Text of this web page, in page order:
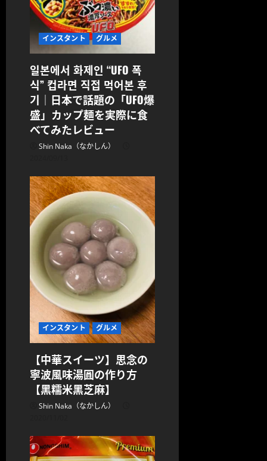
インスタント グルメ
일본에서 화제인 “UFO 폭
식” 컵라면 직접 먹어본 후
기｜日本で話題の「UFO爆
盛」カップ麺を実際に食
べてみたレビュー
Shin Naka（なかしん）
インスタント グルメ
【中華スイーツ】思念の
寧波風味湯圓の作り方
【黑糯米黑芝麻】
Shin Naka（なかしん）